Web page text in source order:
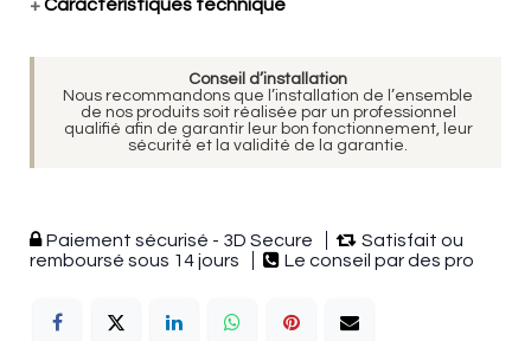
+Caractéristiques technique
Conseil d’installation
Nous recommandons que l’installation de l’ensemble
de nos produits soit réalisée par un professionnel
qualifié afin de garantir leur bon fonctionnement, leur
sécurité et la validité de la garantie.
Paiement sécurisé - 3D Secure
Satisfait ou
remboursé sous 14 jours
Le conseil par des pro